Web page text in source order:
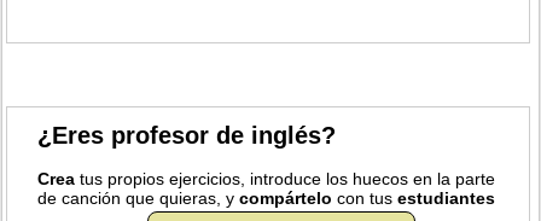
¿Eres profesor de inglés?
Crea tus propios ejercicios, introduce los huecos en la parte
de canción que quieras, ycompártelo con tusestudiantes